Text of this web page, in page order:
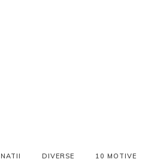
DIVERSE 10 MOTIVE